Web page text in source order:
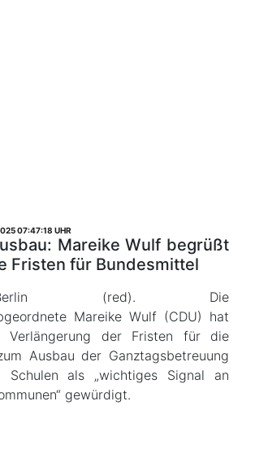
07:47:18 UHR
Mareike Wulf begrüßt
Fristen für Bundesmittel
Berlin (red). Die
Mareike Wulf (CDU) hat
Verlängerung der Fristen für die
Ausbau der Ganztagsbetreuung
als „wichtiges Signal an
gewürdigt.